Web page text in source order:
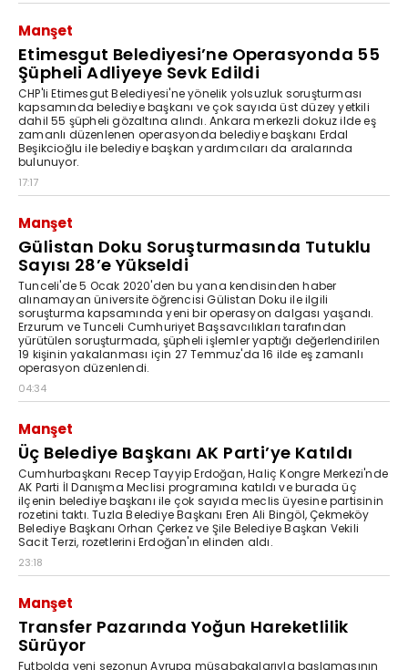
Manşet
Etimesgut Belediyesi’ne Operasyonda 55
Şüpheli Adliyeye Sevk Edildi
CHP'li Etimesgut Belediyesi'ne yönelik yolsuzluk soruşturması
kapsamında belediye başkanı ve çok sayıda üst düzey yetkili
dahil 55 şüpheli gözaltına alındı. Ankara merkezli dokuz ilde eş
zamanlı düzenlenen operasyonda belediye başkanı Erdal
Beşikcioğlu ile belediye başkan yardımcıları da aralarında
bulunuyor.
17:17
Manşet
Gülistan Doku Soruşturmasında Tutuklu
Sayısı 28’e Yükseldi
Tunceli'de 5 Ocak 2020'den bu yana kendisinden haber
alınamayan üniversite öğrencisi Gülistan Doku ile ilgili
soruşturma kapsamında yeni bir operasyon dalgası yaşandı.
Erzurum ve Tunceli Cumhuriyet Başsavcılıkları tarafından
yürütülen soruşturmada, şüpheli işlemler yaptığı değerlendirilen
19 kişinin yakalanması için 27 Temmuz'da 16 ilde eş zamanlı
operasyon düzenlendi.
04:34
Manşet
Üç Belediye Başkanı AK Parti’ye Katıldı
Cumhurbaşkanı Recep Tayyip Erdoğan, Haliç Kongre Merkezi'nde
AK Parti İl Danışma Meclisi programına katıldı ve burada üç
ilçenin belediye başkanı ile çok sayıda meclis üyesine partisinin
rozetini taktı. Tuzla Belediye Başkanı Eren Ali Bingöl, Çekmeköy
Belediye Başkanı Orhan Çerkez ve Şile Belediye Başkan Vekili
Sacit Terzi, rozetlerini Erdoğan'ın elinden aldı.
23:18
Manşet
Transfer Pazarında Yoğun Hareketlilik
Sürüyor
Futbolda yeni sezonun Avrupa müsabakalarıyla başlamasının